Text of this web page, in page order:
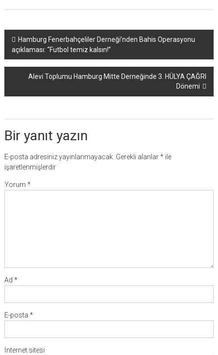
Yazı
dolaşımı
Hamburg Fenerbahçeliler Derneği’nden Bahis Operasyonu
açıklaması: “Futbol temiz kalsın!”
Alevi Toplumu Hamburg Mitte Derneğinde 3. HÜLYA ÇAĞRI
Dönemi
Bir yanıt yazın
E-posta adresiniz yayınlanmayacak. Gerekli alanlar*ile
işaretlenmişlerdir
Yorum *
Ad *
E-posta *
İnternet sitesi